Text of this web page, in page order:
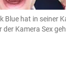
Blue hat in seiner
der Kamera Sex